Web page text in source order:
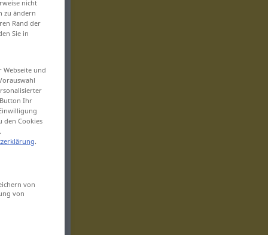
nicht
zu ändern
Rand der
Sie in
und
Ihr
den Cookies
.
von
von